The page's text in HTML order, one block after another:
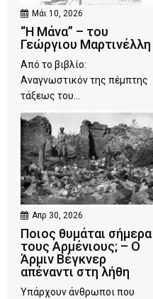
Μάι 10, 2026
“Η Μάνα” – του
Γεώργιου Μαρτινέλλη
Από το βιβλίο:
Αναγνωστικόν της πέμπτης
τάξεως του...
Απρ 30, 2026
Ποιος θυμάται σήμερα
τους Αρμένιους; – Ο
Άρμιν Βέγκνερ
απέναντι στη λήθη
Υπάρχουν άνθρωποι που